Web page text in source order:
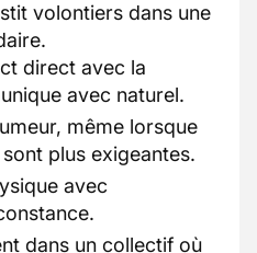
volontiers dans une
direct avec la
avec naturel.
même lorsque
plus exigeantes.
avec
dans un collectif où